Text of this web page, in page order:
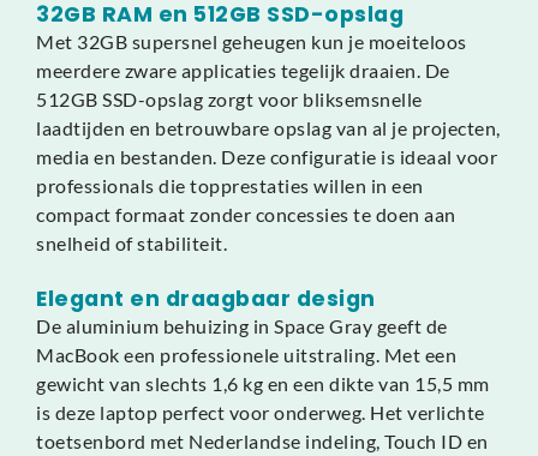
32GB RAM en 512GB SSD-opslag
Met 32GB supersnel geheugen kun je moeiteloos
meerdere zware applicaties tegelijk draaien. De
512GB SSD-opslag zorgt voor bliksemsnelle
laadtijden en betrouwbare opslag van al je projecten,
media en bestanden. Deze configuratie is ideaal voor
professionals die topprestaties willen in een
compact formaat zonder concessies te doen aan
snelheid of stabiliteit.
Elegant en draagbaar design
De aluminium behuizing in Space Gray geeft de
MacBook een professionele uitstraling. Met een
gewicht van slechts 1,6 kg en een dikte van 15,5 mm
is deze laptop perfect voor onderweg. Het verlichte
toetsenbord met Nederlandse indeling, Touch ID en